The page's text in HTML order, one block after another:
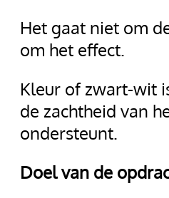
Het gaat niet om
om het effect.
Kleur of zwart-wit
de zachtheid van
ondersteunt.
Doel van de